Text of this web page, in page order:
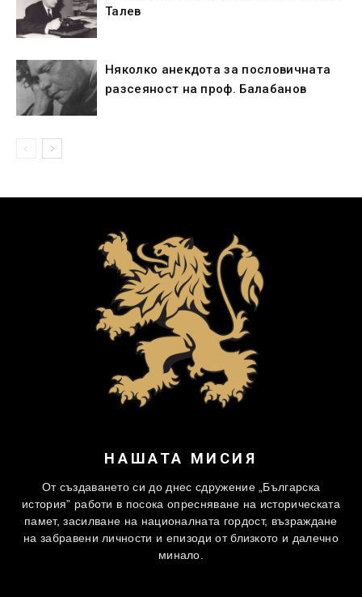
Талев
Няколко анекдота за пословичната
разсеяност на проф. Балабанов
НАШАТА МИСИЯ
От създаването си до днес сдружение „Българска
история” работи в посока опресняване на историческата
памет, засилване на националната гордост, възраждане
на забравени личности и епизоди от близкото и далечно
минало.